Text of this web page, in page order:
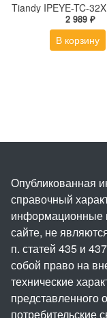
2 989 ₽
В корзину
Опубликованная
справочный
информационные
сайте, не
п. статей 435 и
собой право на
технические
потребительские